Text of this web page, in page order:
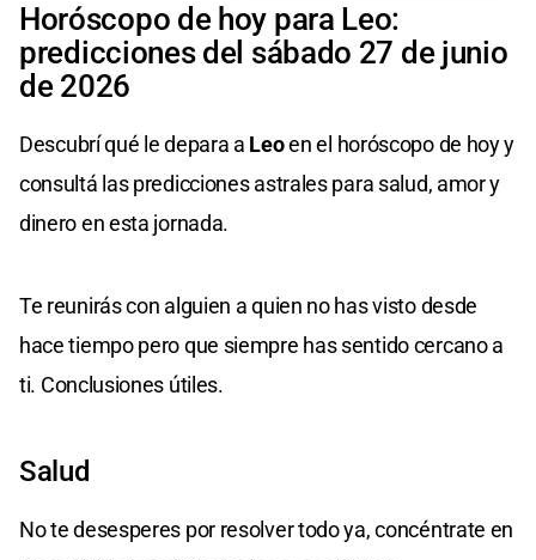
Horóscopo de hoy para Leo:
predicciones del sábado 27 de junio
de 2026
Descubrí qué le depara a Leoen el horóscopo de hoy y
consultá las predicciones astrales para salud, amor y
dinero en esta jornada.
Te reunirás con alguien a quien no has visto desde
hace tiempo pero que siempre has sentido cercano a
ti. Conclusiones útiles.
Salud
No te desesperes por resolver todo ya, concéntrate en